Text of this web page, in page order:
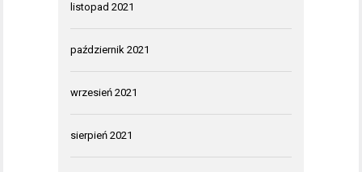
listopad 2021
październik 2021
wrzesień 2021
sierpień 2021